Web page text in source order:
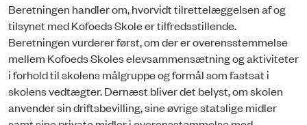
Beretningen handler om, hvorvidt tilrettelæggelsen af og
tilsynet med Kofoeds Skole er tilfredsstillende.
Beretningen vurderer først, om der er overensstemmelse
mellem Kofoeds Skoles elevsammensætning og aktiviteter
i forhold til skolens målgruppe og formål som fastsat i
skolens vedtægter. Dernæst bliver det belyst, om skolen
anvender sin driftsbevilling, sine øvrige statslige midler